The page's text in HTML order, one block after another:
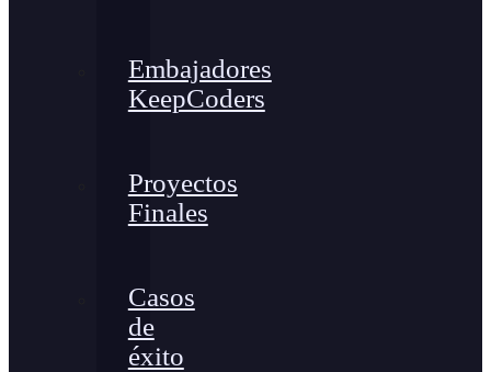
Embajadores
KeepCoders
Proyectos
Finales
Casos
de
éxito